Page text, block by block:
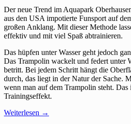
Der neue Trend im Aquapark
aus den USA impotierte Funsport auf
großen Anklang. Mit dieser Methode
effektiv und mit viel Spaß abtrainieren.
Das hüpfen unter Wasser geht jedoch
Das Trampolin wackelt und federt unter
betritt. Bei jedem Schritt hängt die
durch, das liegt in der Natur der Sache.
wenn man auf dem Trampolin steht. Das
Trainingseffekt.
Weiterlesen →